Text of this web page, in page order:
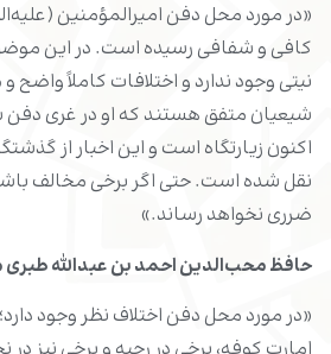
«در مورد محل دفن امیرالمؤمنین
کافی و شفافی رسیده است. در این
نیتی وجود ندارد و اختلافات کاملاً
شیعیان متفق هستند که او در غری
اکنون زیارتگاه است و این اخبار از
نقل شده است. حتی اگر برخی مخالف
ضرری نخواهد رساند.»
حافظ محب‌الدین احمد بن عبدالله
«در مورد محل دفن اختلاف نظر وجود